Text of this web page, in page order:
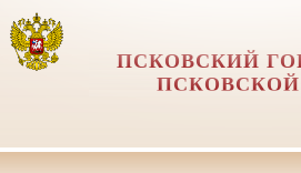
ПСКОВСКИЙ